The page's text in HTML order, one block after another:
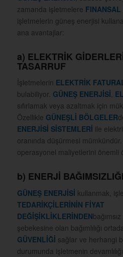
zamanda işletmelere
işletmelerin güneş enerjisi
ana avantajlar:
a) ELEKTRİK
TASARRUF
İşletmelerin ELEKTRİK
bulabiliyor. GÜNEŞ ENERJİSİ,
sıfırlamak veya azaltmak için
Özellikle GÜNEŞLİ BÖLGELER
ENERJİSİ SİSTEMLERİ ile
oranında düşürmesi
operasyonel maliyetlerini önemli
b) ENERJİ BAĞIMSIZLIĞI
GÜNEŞ ENERJİSİ kullanmak,
TEDARİKÇİLERİNİN FİYAT
DEĞİŞİKLİKLERİNDEN
şebekesine olan bağımlılığı
GÜVENLİĞİ sağlar ve herhangi
durumunda işletmenin